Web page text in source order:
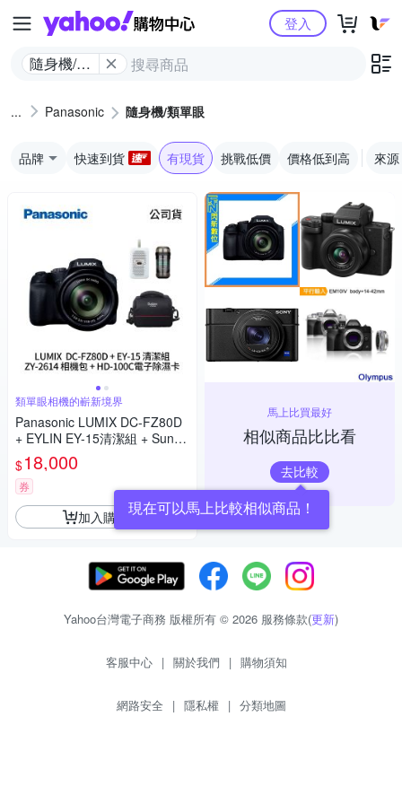
Yahoo購物中心
隨身機/類
登入
Panasonic 隨身機/類單眼
品牌 快速到貨 有現貨 挑戰低價 價格低到高 來源
類單眼相機的嶄新境界
Panasonic LUMIX DC-FZ80D
+ EYLIN EY-15清潔組 + SunLi
ght ZY-2614相機包 + EirMai 銳
瑪 HD-100C電子除濕卡 FZ80
D (公司貨)
$18,000
券
加入購物車
馬上比買最好
相似商品比比看
去比較
現在可以馬上比較相似商品！
Yahoo台灣電子商務 版權所有 © 2026 服務條款(更新)
客服中心 | 關於我們 | 購物須知
網路安全 | 隱私權 | 分類地圖